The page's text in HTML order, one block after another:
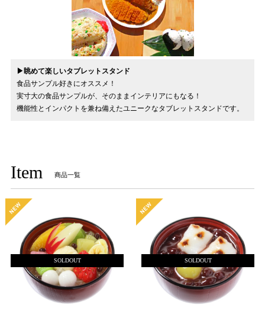
▶眺めて楽しいタブレットスタンド
食品サンプル好きにオススメ！
実寸大の食品サンプルが、そのままインテリアにもなる！
機能性とインパクトを兼ね備えたユニークなタブレットスタンドです。
Item 商品一覧
SOLDOUT SOLDOUT